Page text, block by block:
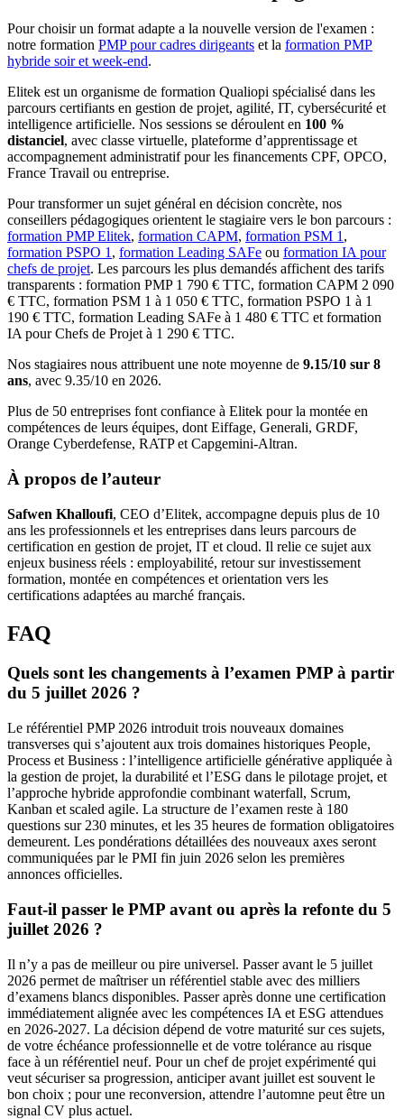
Pour choisir un format adapte a la nouvelle version de l'examen :
notre formation PMP pour cadres dirigeants et la formation PMP
hybride soir et week-end.
Elitek est un organisme de formation Qualiopi spécialisé dans les
parcours certifiants en gestion de projet, agilité, IT, cybersécurité et
intelligence artificielle. Nos sessions se déroulent en 100 %
distanciel, avec classe virtuelle, plateforme d’apprentissage et
accompagnement administratif pour les financements CPF, OPCO,
France Travail ou entreprise.
Pour transformer un sujet général en décision concrète, nos
conseillers pédagogiques orientent le stagiaire vers le bon parcours :
formation PMP Elitek, formation CAPM, formation PSM 1 ,
formation PSPO 1 , formation Leading SAFe ou formation IA pour
chefs de projet. Les parcours les plus demandés affichent des tarifs
transparents : formation PMP 1 790 € TTC, formation CAPM 2 090
€ TTC, formation PSM 1 à 1 050 € TTC, formation PSPO 1 à 1
190 € TTC, formation Leading SAFe à 1 480 € TTC et formation
IA pour Chefs de Projet à 1 290 € TTC.
Nos stagiaires nous attribuent une note moyenne de 9.15/10 sur 8
ans, avec 9.35/10 en 2026.
Plus de 50 entreprises font confiance à Elitek pour la montée en
compétences de leurs équipes, dont Eiffage, Generali, GRDF,
Orange Cyberdefense, RATP et Capgemini-Altran.
À propos de l’auteur
Safwen Khalloufi, CEO d’Elitek, accompagne depuis plus de 10
ans les professionnels et les entreprises dans leurs parcours de
certification en gestion de projet, IT et cloud. Il relie ce sujet aux
enjeux business réels : employabilité, retour sur investissement
formation, montée en compétences et orientation vers les
certifications adaptées au marché français.
FAQ
Quels sont les changements à l’examen PMP à partir
du 5 juillet 2026 ?
Le référentiel PMP 2026 introduit trois nouveaux domaines
transverses qui s’ajoutent aux trois domaines historiques People,
Process et Business : l’intelligence artificielle générative appliquée à
la gestion de projet, la durabilité et l’ESG dans le pilotage projet, et
l’approche hybride approfondie combinant waterfall, Scrum,
Kanban et scaled agile. La structure de l’examen reste à 180
questions sur 230 minutes, et les 35 heures de formation obligatoires
demeurent. Les pondérations détaillées des nouveaux axes seront
communiquées par le PMI fin juin 2026 selon les premières
annonces officielles.
Faut-il passer le PMP avant ou après la refonte du 5
juillet 2026 ?
Il n’y a pas de meilleur ou pire universel. Passer avant le 5 juillet
2026 permet de maîtriser un référentiel stable avec des milliers
d’examens blancs disponibles. Passer après donne une certification
immédiatement alignée avec les compétences IA et ESG attendues
en 2026-2027. La décision dépend de votre maturité sur ces sujets,
de votre échéance professionnelle et de votre tolérance au risque
face à un référentiel neuf. Pour un chef de projet expérimenté qui
veut sécuriser sa progression, anticiper avant juillet est souvent le
bon choix ; pour une reconversion, attendre l’automne peut être un
signal CV plus actuel.